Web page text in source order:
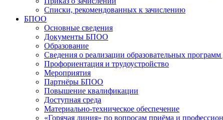
Списки, рекомендованных к зачислению
БПОО
Основные сведения
Документы БПОО
Образование
Сведения о реализации образовательных
Профориентация и трудоустройство
Мероприятия
Партнёры БПОО
Повышение квалификации
Доступная среда
Материально-техническое обеспечение
«Горячая линия» по вопросам приёма и